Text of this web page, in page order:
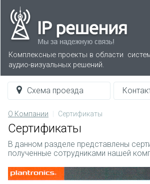
Комплексные проекты в области
аудио-визуальных решений.
Схема проезда
О Компании Сертификаты
Сертификаты
В данном разделе представлены
полученные сотрудниками нашей